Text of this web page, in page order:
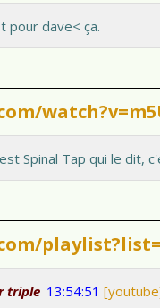
pour dave< ça.
Spinal Tap qui le dit,
triple 13:54:51